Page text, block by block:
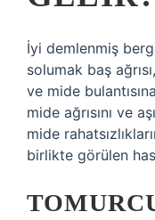
İyi demlenmiş
solumak baş
ve mide
mide ağrısını ve
mide
birlikte görülen